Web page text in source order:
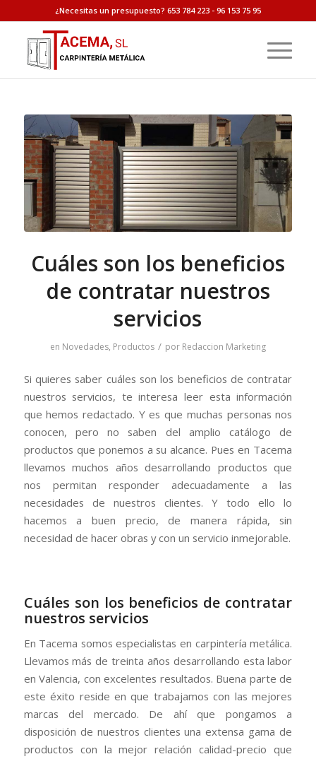
¿Necesitas un presupuesto? 653 784 223 - 96 153 75 95
Cuáles son los beneficios
de contratar nuestros
servicios
en Novedades, Productos / por Redaccion Marketing
Si quieres saber cuáles son los beneficios de contratar
nuestros servicios, te interesa leer esta información
que hemos redactado. Y es que muchas personas nos
conocen, pero no saben del amplio catálogo de
productos que ponemos a su alcance. Pues en Tacema
llevamos muchos años desarrollando productos que
nos permitan responder adecuadamente a las
necesidades de nuestros clientes. Y todo ello lo
hacemos a buen precio, de manera rápida, sin
necesidad de hacer obras y con un servicio inmejorable.
Cuáles son los beneficios de contratar
nuestros servicios
En Tacema somos especialistas en carpintería metálica.
Llevamos más de treinta años desarrollando esta labor
en Valencia, con excelentes resultados. Buena parte de
este éxito reside en que trabajamos con las mejores
marcas del mercado. De ahí que pongamos a
disposición de nuestros clientes una extensa gama de
productos con la mejor relación calidad-precio que